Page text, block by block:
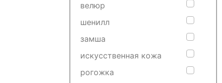
велюр
шенилл
замша
искусственная кожа
рогожка